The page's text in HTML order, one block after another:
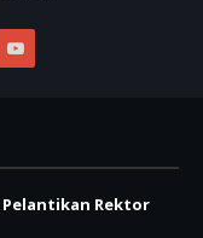
Pelantikan Rektor